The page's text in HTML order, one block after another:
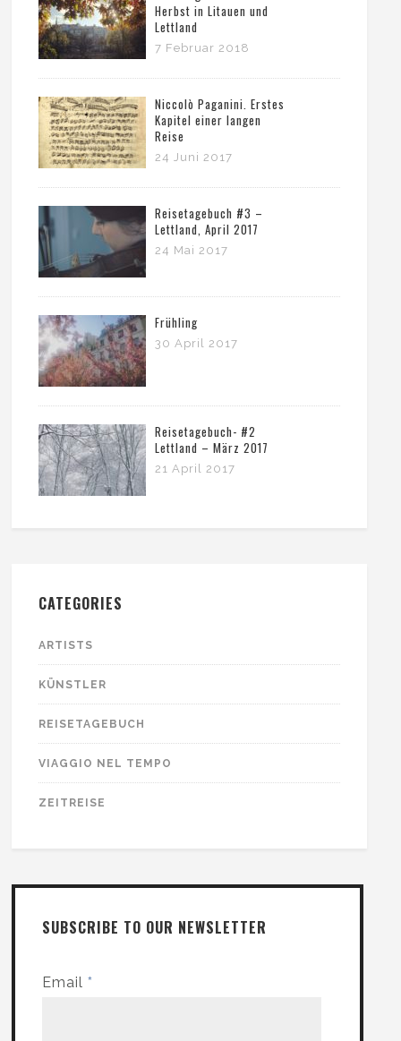
Herbst in Litauen und
Lettland
7 Februar 2018
Niccolò Paganini. Erstes
Kapitel einer langen
Reise
24 Juni 2017
Reisetagebuch #3 –
Lettland, April 2017
24 Mai 2017
Frühling
30 April 2017
Reisetagebuch- #2
Lettland – März 2017
21 April 2017
CATEGORIES
ARTISTS
KÜNSTLER
REISETAGEBUCH
VIAGGIO NEL TEMPO
ZEITREISE
SUBSCRIBE TO OUR NEWSLETTER
Email*